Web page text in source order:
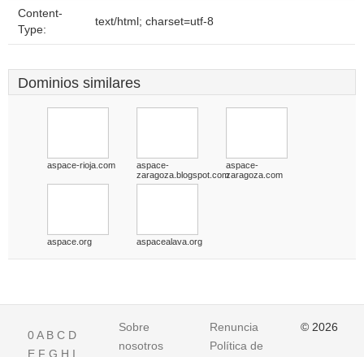
Content-
Type:
text/html; charset=utf-8
Dominios similares
aspace-rioja.com
aspace-
zaragoza.blogspot.com
aspace-
zaragoza.com
aspace.org aspacealava.org
0A B C D
E F G H I
Sobre
nosotros
Renuncia
Política de
© 2026